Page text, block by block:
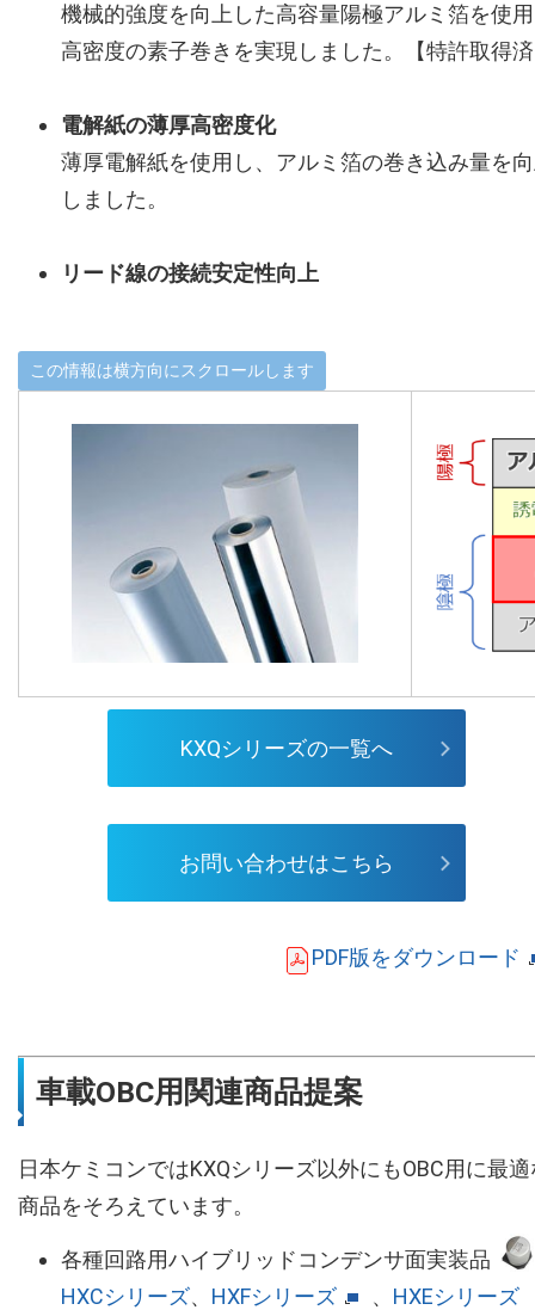
機械的強度を向上した高容量陽極アルミ箔を使
高密度の素子巻きを実現しました。【特許取得
電解紙の薄厚高密度化
薄厚電解紙を使用し、アルミ箔の巻き込み量を
しました。
リード線の接続安定性向上
KXQシリーズの一覧へ
お問い合わせはこちら
PDF版をダウンロード
車載OBC用関連商品提案
日本ケミコンではKXQシリーズ以外にもOBC用に最
商品をそろえています。
各種回路用ハイブリッドコンデンサ面実装品
HXCシリーズ、 HXFシリーズ 、 HXEシリーズ